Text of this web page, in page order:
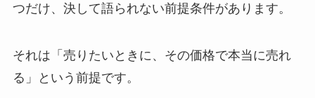
つだけ、決して語られない前提条件があります。
それは「売りたいときに、その価格で本当に売れ
る」という前提です。